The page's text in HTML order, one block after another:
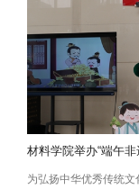
材料学院举办“端午
为弘扬中华优秀传统